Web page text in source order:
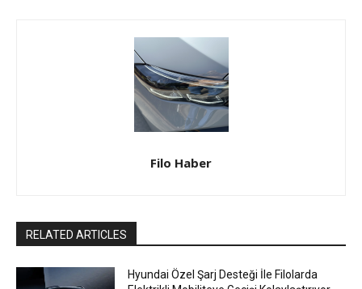
Filo Haber
RELATED ARTICLES
Hyundai Özel Şarj Desteği İle Filolarda